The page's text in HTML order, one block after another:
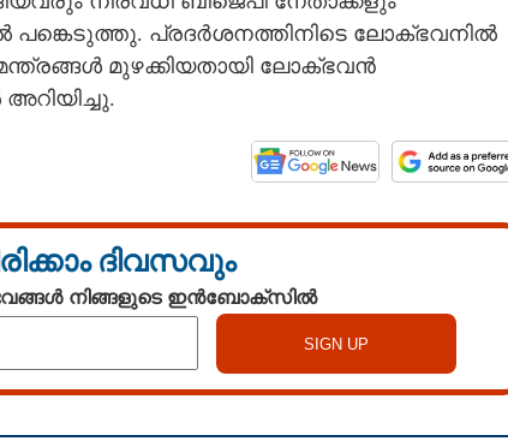
പ്രദർശനത്തിനിടെ ലോക്‌ഭവനിൽ
മുഴക്കിയതായി ലോക്‌ഭവൻ
ദിവസവും
നിങ്ങളുടെ ഇൻബോക്സിൽ
പ്രത്യേക
Copy Link